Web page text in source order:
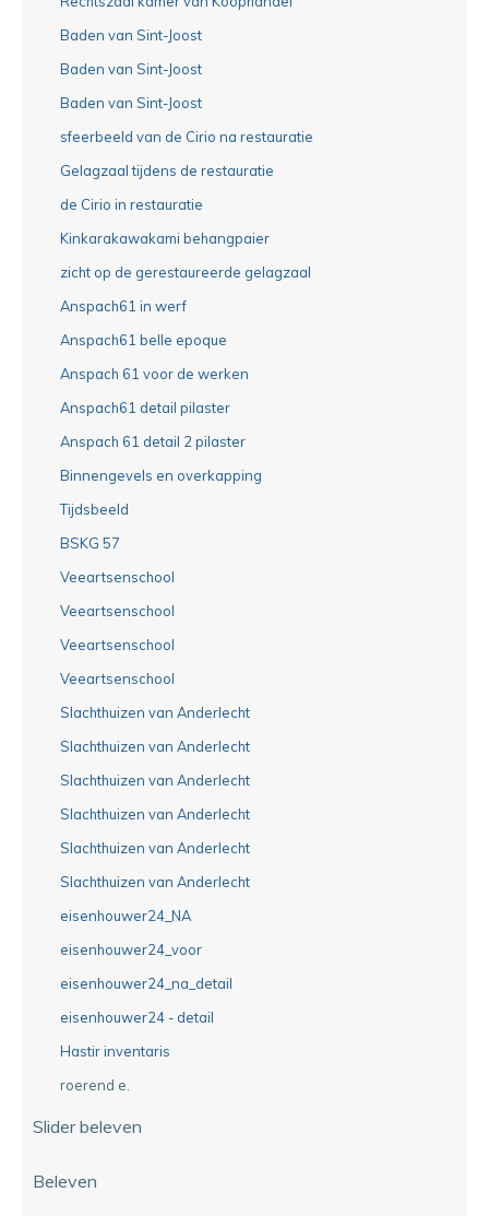
Baden van Sint-Joost
Baden van Sint-Joost
Baden van Sint-Joost
sfeerbeeld van de Cirio na restauratie
Gelagzaal tijdens de restauratie
de Cirio in restauratie
Kinkarakawakami behangpaier
zicht op de gerestaureerde gelagzaal
Anspach61 in werf
Anspach61 belle epoque
Anspach 61 voor de werken
Anspach61 detail pilaster
Anspach 61 detail 2 pilaster
Binnengevels en overkapping
Tijdsbeeld
BSKG 57
Veeartsenschool
Veeartsenschool
Veeartsenschool
Veeartsenschool
Slachthuizen van Anderlecht
Slachthuizen van Anderlecht
Slachthuizen van Anderlecht
Slachthuizen van Anderlecht
Slachthuizen van Anderlecht
Slachthuizen van Anderlecht
eisenhouwer24_NA
eisenhouwer24_voor
eisenhouwer24_na_detail
eisenhouwer24 - detail
Hastir inventaris
roerend e.
Slider beleven
Beleven